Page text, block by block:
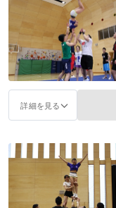
詳細を見る